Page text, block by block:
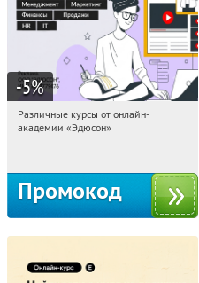
-5%
04:01:36 Получили:
Различные курсы от онлайн-
академии «Эдюсон»
Промокод